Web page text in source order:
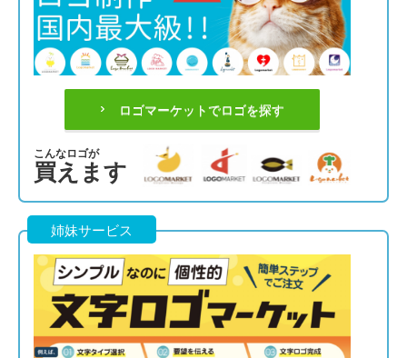
ロゴマーケットでロゴを探す
こんなロゴが
買えます
姉妹サービス